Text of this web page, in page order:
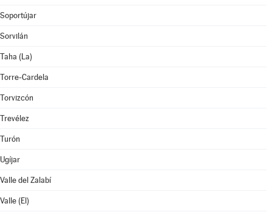
Soportújar
Sorvilán
Taha (La)
Torre-Cardela
Torvizcón
Trevélez
Turón
Ugíjar
Valle del Zalabí
Valle (El)